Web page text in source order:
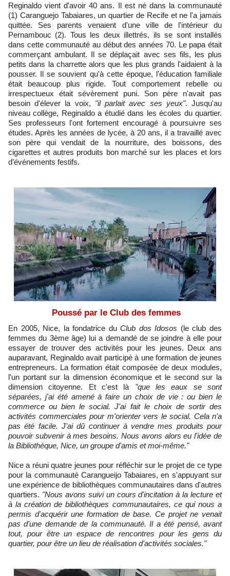
Reginaldo vient d'avoir 40 ans. Il est né dans la communauté
(1) Caranguejo Tabaiares, un quartier de Recife et ne l'a jamais
quittée. Ses parents venaient d'une ville de l'intérieur du
Pernambouc (2). Tous les deux illettrés, ils se sont installés
dans cette communauté au début des années 70. Le papa était
commerçant ambulant. Il se déplaçait avec ses fils, les plus
petits dans la charrette alors que les plus grands l'aidaient à la
pousser. Il se souvient qu'à cette époque, l'éducation familiale
était beaucoup plus rigide. Tout comportement rebelle ou
irrespectueux était sévèrement puni. Son père n'avait pas
besoin d'élever la voix, "il parlait avec ses yeux". Jusqu'au
niveau collège, Reginaldo a étudié dans les écoles du quartier.
Ses professeurs l'ont fortement encouragé à poursuivre ses
études. Après les années de lycée, à 20 ans, il a travaillé avec
son père qui vendait de la nourriture, des boissons, des
cigarettes et autres produits bon marché sur les places et lors
d’événements festifs.
Poussé par le Club des femmes
En 2005, Nice, la fondatrice duClub dos Idosos (le club des
femmes du 3ème âge) lui a demandé de se joindre à elle pour
essayer de trouver des activités pour les jeunes. Deux ans
auparavant, Reginaldo avait participé à une formation de jeunes
entrepreneurs. La formation était composée de deux modules,
l'un portant sur la dimension économique et le second sur la
dimension citoyenne. Et c'est là "que les eaux se sont
séparées, j'ai été amené à faire un choix de vie : ou bien le
commerce ou bien le social. J'ai fait le choix de sortir des
activités commerciales pour m'orienter vers le social. Cela n'a
pas été facile. J'ai dû continuer à vendre mes produits pour
pouvoir subvenir à mes besoins. Nous avons alors eu l'idée de
la Bibliothèque, Nice, un groupe d'amis et moi-même."
Nice a réuni quatre jeunes pour réfléchir sur le projet de ce type
pour la communauté Carangueijo Tabaiares, en s'appuyant sur
une expérience de bibliothèques communautaires dans d'autres
quartiers. "Nous avons suivi un cours d'incitation à la lecture et
à la création de bibliothèques communautaires, ce qui nous a
permis d'acquérir une formation de base. Ce projet ne venait
pas d'une demande de la communauté. Il a été pensé, avant
tout, pour être un espace de rencontres pour les gens du
quartier, pour être un lieu de réalisation d'activités sociales."